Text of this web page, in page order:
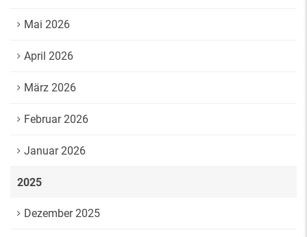
Mai 2026
April 2026
März 2026
Februar 2026
Januar 2026
2025
Dezember 2025